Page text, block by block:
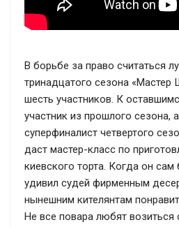
В борьбе за право считаться
тринадцатого сезона «Мастер
шесть участников. К
участник из прошлого сезона,
суперфиналист четвертого
даст мастер-класс по
киевского торта. Когда он сам
удивил судей фирменным
нынешним кителянтам
Не все повара любят возиться